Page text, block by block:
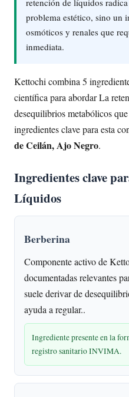
retención de líquidos
problema estético, sino un
osmóticos y renales que
inmediata.
Kettochi combina 5
científica para abordar La
desequilibrios metabólicos
ingredientes clave para esta
de Ceilán, Ajo Negro.
Ingredientes clave
Líquidos
Berberina
Componente activo de
documentadas relevantes
suele derivar de
ayuda a regular..
Ingrediente presente en la
registro sanitario INVIMA.